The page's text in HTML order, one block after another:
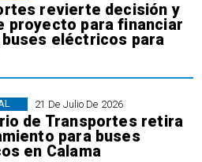
revierte decisión y
proyecto para financiar
eléctricos para
21 De Julio De 2026
de Transportes retira
para buses
en Calama